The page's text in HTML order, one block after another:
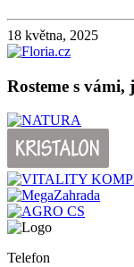
18 května, 2025
Rosteme s vámi,
Telefon